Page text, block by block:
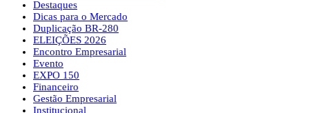
Destaques
Dicas para o Mercado
Duplicação BR-280
ELEIÇÕES 2026
Encontro Empresarial
Evento
EXPO 150
Financeiro
Gestão Empresarial
Institucional